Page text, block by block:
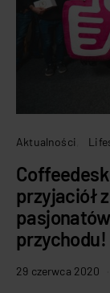
Aktualności
przyjaciół
przychodu!
29 czerwca 2020